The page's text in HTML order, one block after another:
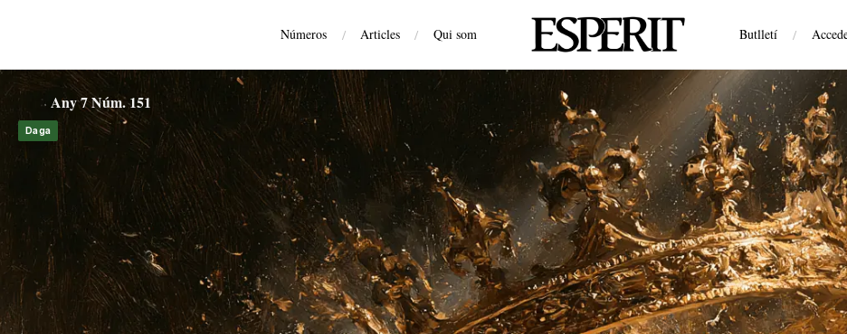
Números / Articles / Qui som Butlletí /
Any 7 Núm. 151
Quan la política explica la història
Daga